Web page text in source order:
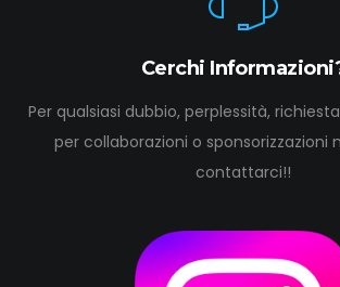
Cerchi
Per qualsiasi dubbio, perplessità,
per collaborazioni o sponsorizzazioni
contattarci!!